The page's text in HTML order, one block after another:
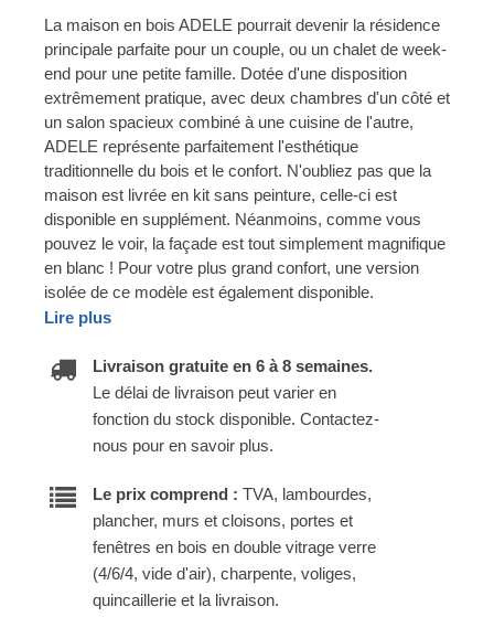
La maison en bois ADELE pourrait devenir la résidence
principale parfaite pour un couple, ou un chalet de week-
end pour une petite famille. Dotée d'une disposition
extrêmement pratique, avec deux chambres d'un côté et
un salon spacieux combiné à une cuisine de l'autre,
ADELE représente parfaitement l'esthétique
traditionnelle du bois et le confort. N'oubliez pas que la
maison est livrée en kit sans peinture, celle-ci est
disponible en supplément. Néanmoins, comme vous
pouvez le voir, la façade est tout simplement magnifique
en blanc ! Pour votre plus grand confort, une version
isolée de ce modèle est également disponible.
Lire plus
Livraison gratuite en 6 à 8 semaines.
Le délai de livraison peut varier en
fonction du stock disponible. Contactez-
nous pour en savoir plus.
Le prix comprend : TVA, lambourdes,
plancher, murs et cloisons, portes et
fenêtres en bois en double vitrage verre
(4/6/4, vide d'air), charpente, voliges,
quincaillerie et la livraison.